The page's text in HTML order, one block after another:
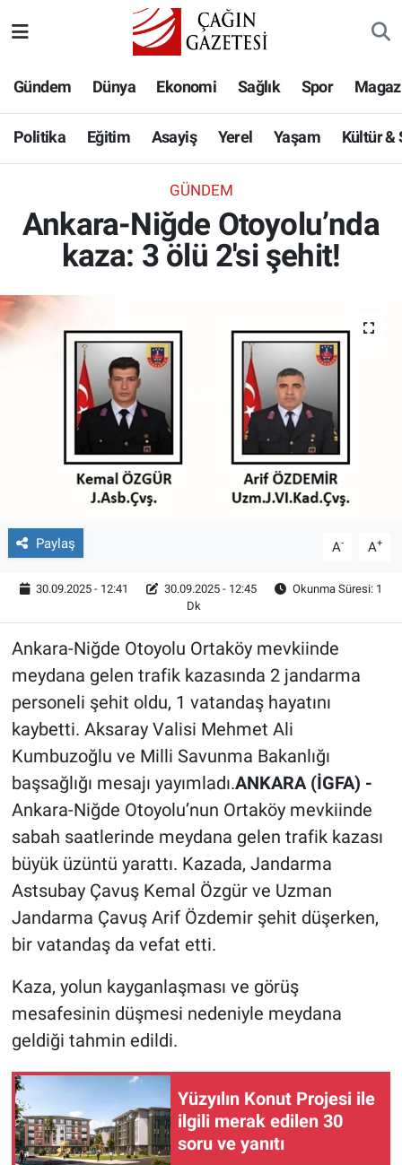
Gündem Dünya Ekonomi Sağlık Spor
Politika Eğitim Asayiş Yerel Yaşam Kültür &
GÜNDEM
Ankara-Niğde Otoyolu’nda
kaza: 3 ölü 2'si şehit!
Paylaş A- A+
30.09.2025 - 12:41 30.09.2025 - 12:45
Okunma Süresi: 1
Dk
Ankara-Niğde Otoyolu Ortaköy mevkiinde
meydana gelen trafik kazasında 2 jandarma
personeli şehit oldu, 1 vatandaş hayatını
kaybetti. Aksaray Valisi Mehmet Ali
Kumbuzoğlu ve Milli Savunma Bakanlığı
başsağlığı mesajı yayımladı.ANKARA (İGFA) -
Ankara-Niğde Otoyolu’nun Ortaköy mevkiinde
sabah saatlerinde meydana gelen trafik kazası
büyük üzüntü yarattı. Kazada, Jandarma
Astsubay Çavuş Kemal Özgür ve Uzman
Jandarma Çavuş Arif Özdemir şehit düşerken,
bir vatandaş da vefat etti.
Kaza, yolun kayganlaşması ve görüş
mesafesinin düşmesi nedeniyle meydana
geldiği tahmin edildi.
Yüzyılın Konut Projesi ile
ilgili merak edilen 30
soru ve yanıtı
Eğitim
Asayiş
Yaşam
Kültür & Sanat
Bilim-Teknoloji
Köşe Yazıları
Röportaj
Video Galeri
Hava Durumu
Namaz Vakitleri
Süper Lig Puan Durumu ve Fikstür
Tüm Manşetler
Son Dakika Haberleri
Haber Arşivi